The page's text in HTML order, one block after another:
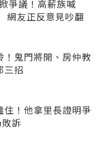
爭議！高薪族喊
網友正反意見吵翻
！鬼門將開、房仲教
三招
住！他拿里長證明爭
訴